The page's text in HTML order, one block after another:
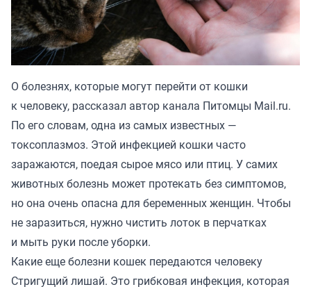
О болезнях, которые могут перейти от кошки
к человеку, рассказал автор канала Питомцы Mail.ru.
По его словам, одна из самых известных —
токсоплазмоз. Этой инфекцией кошки часто
заражаются, поедая сырое мясо или птиц. У самих
животных болезнь может протекать без симптомов,
но она очень опасна для беременных женщин. Чтобы
не заразиться, нужно чистить лоток в перчатках
и мыть руки после уборки.
Какие еще болезни кошек передаются человеку
Стригущий лишай. Это грибковая инфекция, которая